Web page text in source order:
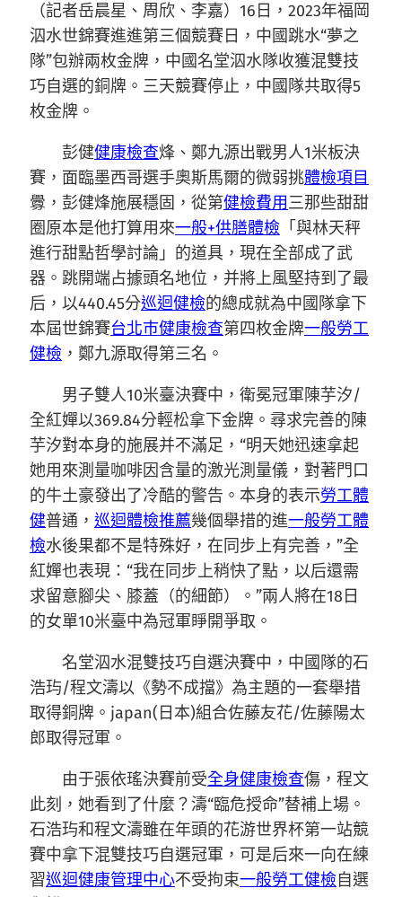
（記者岳晨星、周欣、李嘉）16日，2023年福岡
泅水世錦賽進進第三個競賽日，中國跳水“夢之
隊”包辦兩枚金牌，中國名堂泅水隊收獲混雙技
巧自選的銅牌。三天競賽停止，中國隊共取得5
枚金牌。
彭健健康檢查烽、鄭九源出戰男人1米板決
賽，面臨墨西哥選手奧斯馬爾的微弱挑體檢項目
釁，彭健烽施展穩固，從第健檢費用三那些甜甜
圈原本是他打算用來一般+供膳體檢 「與林天秤
進行甜點哲學討論」的道具，現在全部成了武
器。跳開端占據頭名地位，并將上風堅持到了最
后，以440.45分巡迴健檢的總成就為中國隊拿下
本屆世錦賽台北巿健康檢查第四枚金牌一般勞工
健檢 ，鄭九源取得第三名。
男子雙人10米臺決賽中，衛冕冠軍陳芋汐/
全紅嬋以369.84分輕松拿下金牌。尋求完善的陳
芋汐對本身的施展并不滿足，“明天她迅速拿起
她用來測量咖啡因含量的激光測量儀，對著門口
的牛土豪發出了冷酷的警告。本身的表示勞工體
健普通， 巡迴體檢推薦幾個舉措的進一般勞工體
檢水後果都不是特殊好，在同步上有完善，”全
紅嬋也表現：“我在同步上稍快了點，以后還需
求留意腳尖、膝蓋（的細節）。”兩人將在18日
的女單10米臺中為冠軍睜開爭取。
名堂泅水混雙技巧自選決賽中，中國隊的石
浩玙/程文濤以《勢不成擋》為主題的一套舉措
取得銅牌。japan(日本)組合佐藤友花/佐藤陽太
郎取得冠軍。
由于張依瑤決賽前受全身健康檢查傷，程文
此刻，她看到了什麼？濤“臨危授命”替補上場。
石浩玙和程文濤雖在年頭的花游世界杯第一站競
賽中拿下混雙技巧自選冠軍，可是后來一向在練
習巡迴健康管理中心不受拘束一般勞工健檢自選